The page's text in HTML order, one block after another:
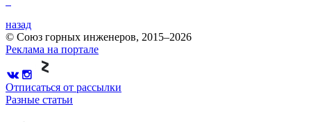
назад
© Союз горных инженеров, 2015–2026
Реклама на портале
Отписаться от рассылки
Разные статьи